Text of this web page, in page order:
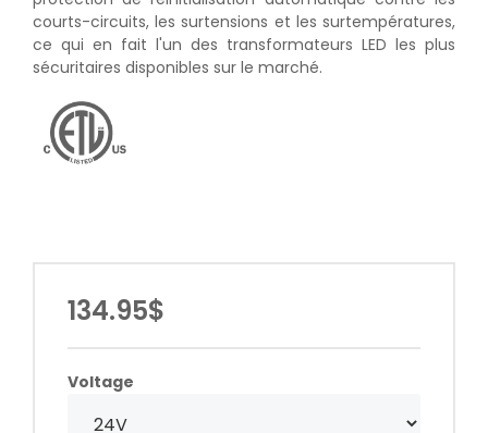
courts-circuits, les surtensions et les surtempératures,
ce qui en fait l'un des transformateurs LED les plus
sécuritaires disponibles sur le marché.
134.95$
Voltage